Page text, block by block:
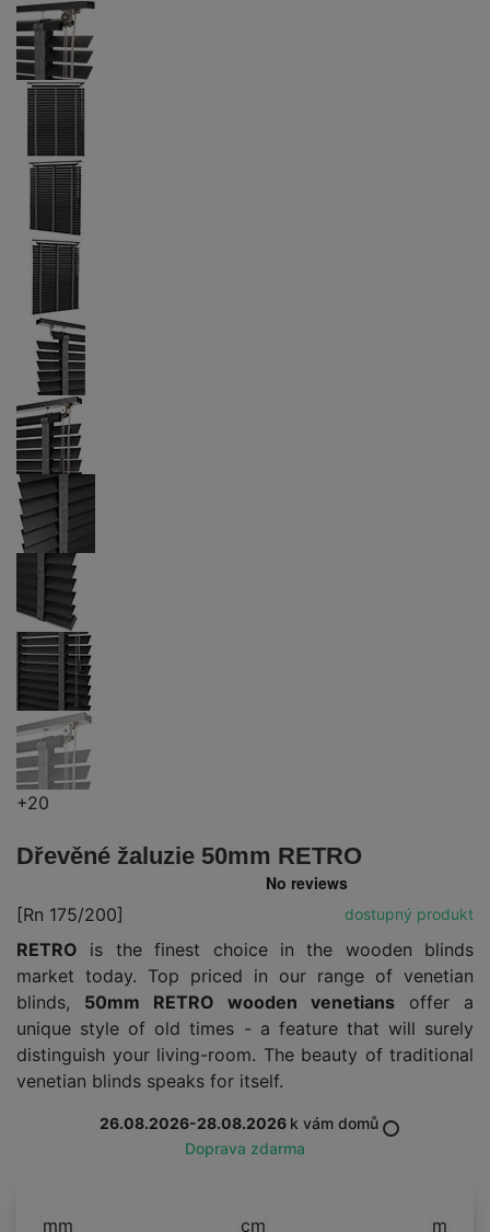
+20
Dřevěné žaluzie 50mm RETRO
[Rn 175/200] dostupný produkt
RETRO is the finest choice in the wooden blinds
market today. Top priced in our range of venetian
blinds, 50mm RETRO wooden venetians offer a
unique style of old times - a feature that will surely
distinguish your living-room. The beauty of traditional
venetian blinds speaks for itself.
26.08.2026-28.08.2026 k vám domů
Doprava zdarma
mm cm m